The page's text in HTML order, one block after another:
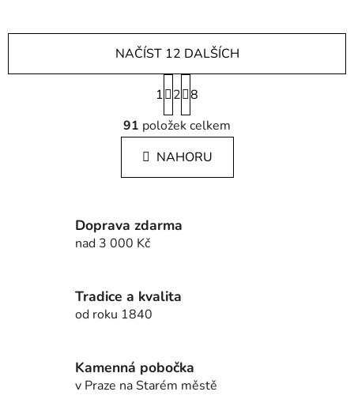
O
v
l
á
d
í
k
ý
p
i
NAČÍST 12 DALŠÍCH
S
t
r
á
n
k
í
1 2 8
91 položek celkem
NAHORU
Doprava zdarma
nad 3 000 Kč
Tradice a kvalita
od roku 1840
Kamenná pobočka
v Praze na Starém městě